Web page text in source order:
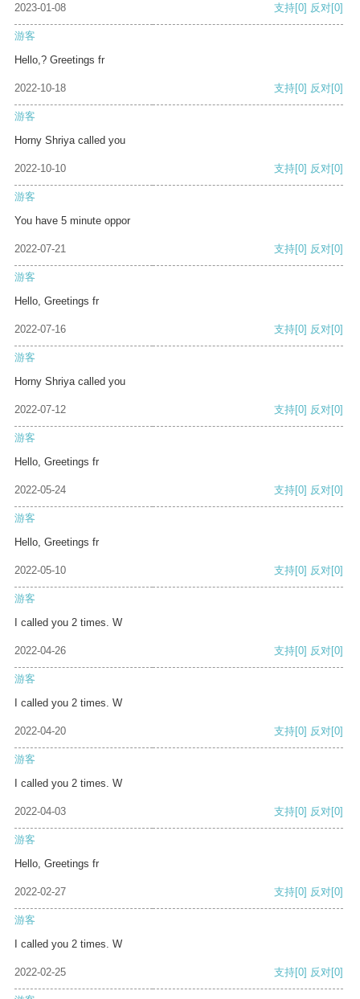
2023-01-08 支持[0] 反对[0]
游客
Hello,? Greetings fr
2022-10-18 支持[0] 反对[0]
游客
Horny Shriya called you
2022-10-10 支持[0] 反对[0]
游客
You have 5 minute oppor
2022-07-21 支持[0] 反对[0]
游客
Hello, Greetings fr
2022-07-16 支持[0] 反对[0]
游客
Horny Shriya called you
2022-07-12 支持[0] 反对[0]
游客
Hello, Greetings fr
2022-05-24 支持[0] 反对[0]
游客
Hello, Greetings fr
2022-05-10 支持[0] 反对[0]
游客
I called you 2 times. W
2022-04-26 支持[0] 反对[0]
游客
I called you 2 times. W
2022-04-20 支持[0] 反对[0]
游客
I called you 2 times. W
2022-04-03 支持[0] 反对[0]
游客
Hello, Greetings fr
2022-02-27 支持[0] 反对[0]
游客
I called you 2 times. W
2022-02-25 支持[0] 反对[0]